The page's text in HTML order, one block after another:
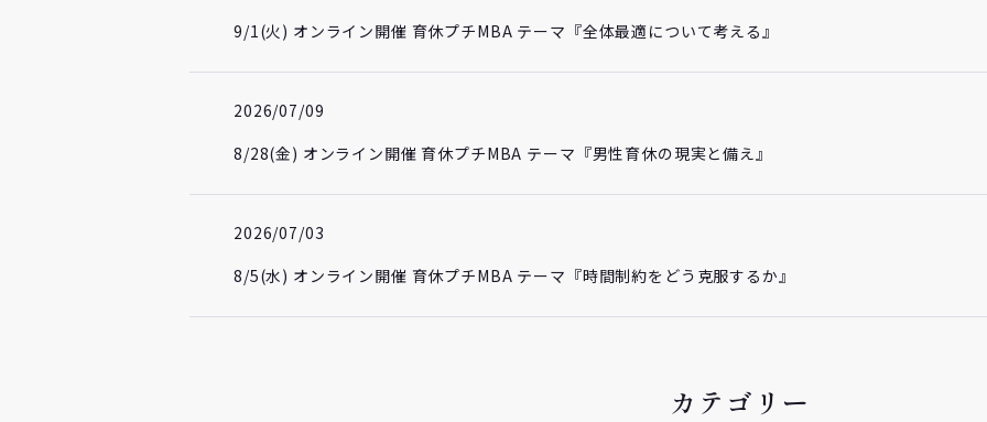
9/1(火) オンライン開催 育休プチMBA テーマ『全体最適について考える』
2026/07/09
8/28(金) オンライン開催 育休プチMBA テーマ『男性育休の現実と備え』
2026/07/03
8/5(水) オンライン開催 育休プチMBA テーマ『時間制約をどう克服するか』
カテゴリー